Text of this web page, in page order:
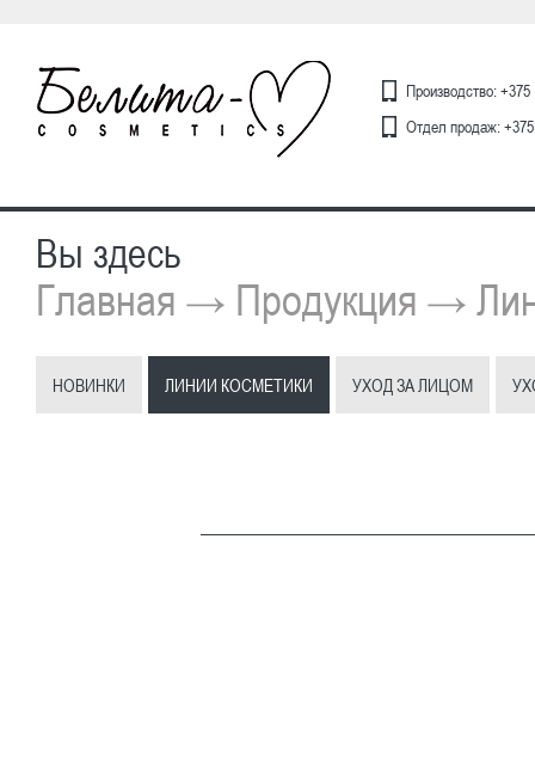
Производство:
Отдел продаж:
Вы здесь
Главная → Продукция →
НОВИНКИ ЛИНИИ КОСМЕТИКИ УХОД ЗА ЛИЦОМ